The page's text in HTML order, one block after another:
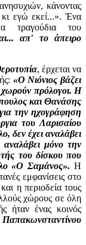
κάνοντας
εγώ εκεί...». Ένα
τραγούδια του
απ' το άπειρο
, έρχεται να
«Ο Νιόνιος βάζει
πρόλογοι. Η
και Θανάσης
την ηχογράφηση
του Λαρισαίου
δεν έχει αναλάβει
αναλάβει μόνο την
του δίσκου που
«Ο Σαμάνος». Η
εμφανίσεις στο
η περιοδεία τους
χώρους σε όλη
ήταν ένας κοινός